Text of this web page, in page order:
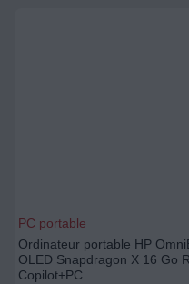
PC portable
Ordinateur portable HP
OLED Snapdragon X 16 Go
Copilot+PC